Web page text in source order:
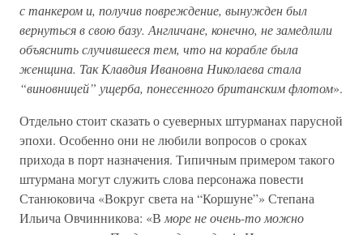
с танкером и, получив повреждение, вынужден был
вернуться в свою базу. Англичане, конечно, не замедлили
объяснить случившееся тем, что на корабле была
женщина. Так Клавдия Ивановна Николаева стала
“виновницей” ущерба, понесенного британским флотом».
Отдельно стоит сказать о суеверных штурманах парусной
эпохи. Особенно они не любили вопросов о сроках
прихода в порт назначения. Типичным примером такого
штурмана могут служить слова персонажа повести
Станюковича «Вокруг света на “Коршуне”» Степана
Ильича Овчинникова: «В море не очень-то можно